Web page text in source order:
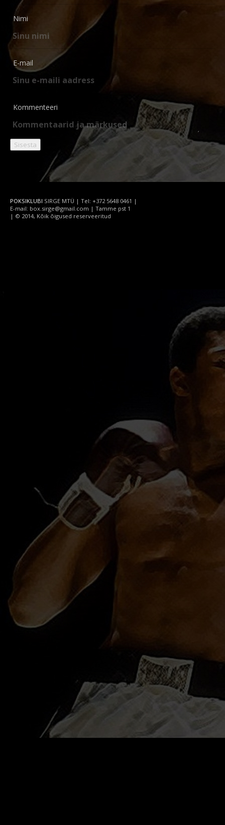
Nimi
E-mail
Kommenteeri
POKSIKLUBI SIRGE MTÜ | Tel: +372 5648 0461 |
E-mail: box.sirge@gmail.com | Tamme pst 1
| © 2014, Kõik õigused reserveeritud